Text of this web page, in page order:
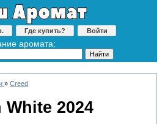
Где купить? Войти
аромата:
» Creed
2024